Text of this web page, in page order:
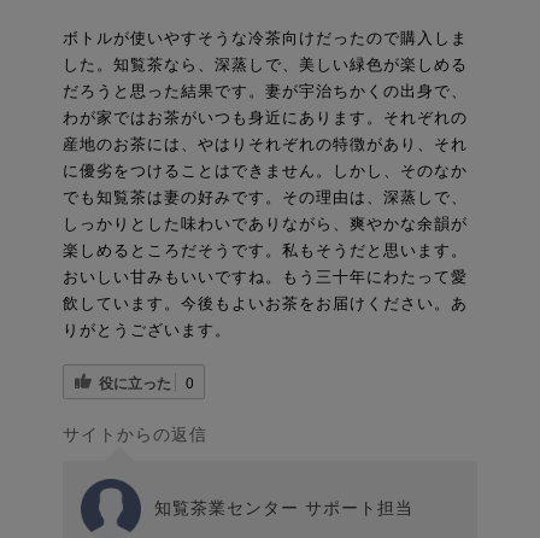
ボトルが使いやすそうな冷茶向けだったので購入しま
した。知覧茶なら、深蒸しで、美しい緑色が楽しめる
だろうと思った結果です。妻が宇治ちかくの出身で、
わが家ではお茶がいつも身近にあります。それぞれの
産地のお茶には、やはりそれぞれの特徴があり、それ
に優劣をつけることはできません。しかし、そのなか
でも知覧茶は妻の好みです。その理由は、深蒸しで、
しっかりとした味わいでありながら、爽やかな余韻が
楽しめるところだそうです。私もそうだと思います。
おいしい甘みもいいですね。もう三十年にわたって愛
飲しています。今後もよいお茶をお届けください。あ
りがとうございます。
役に立った 0
サイトからの返信
知覧茶業センター サポート担当